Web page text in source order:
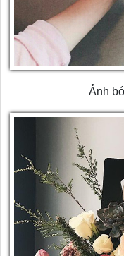
Ảnh